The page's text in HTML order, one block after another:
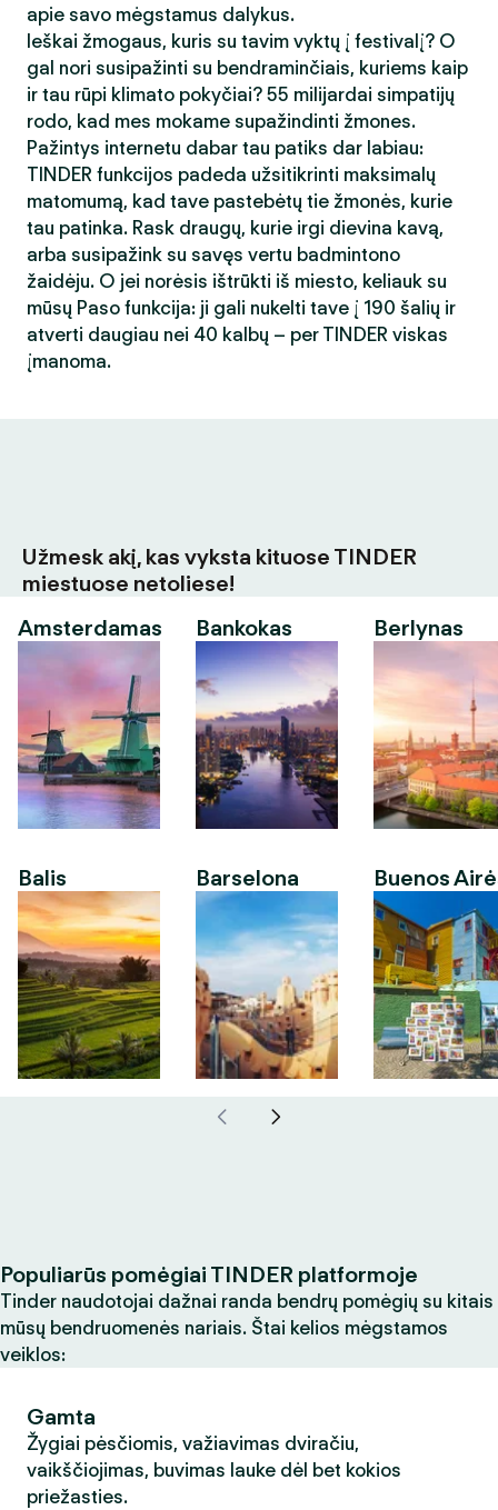
apie savo mėgstamus dalykus.
Ieškai žmogaus, kuris su tavim vyktų į festivalį? O
gal nori susipažinti su bendraminčiais, kuriems kaip
ir tau rūpi klimato pokyčiai? 55 milijardai simpatijų
rodo, kad mes mokame supažindinti žmones.
Pažintys internetu dabar tau patiks dar labiau:
TINDER funkcijos padeda užsitikrinti maksimalų
matomumą, kad tave pastebėtų tie žmonės, kurie
tau patinka. Rask draugų, kurie irgi dievina kavą,
arba susipažink su savęs vertu badmintono
žaidėju. O jei norėsis ištrūkti iš miesto, keliauk su
mūsų Paso funkcija: ji gali nukelti tave į 190 šalių ir
atverti daugiau nei 40 kalbų – per TINDER viskas
įmanoma.
Užmesk akį, kas vyksta kituose TINDER
miestuose netoliese!
Amsterdamas
Balis
Bankokas
Barselona
Berlynas
Buenos
Populiarūs pomėgiai TINDER platformoje
Tinder naudotojai dažnai randa bendrų pomėgių su kitais
mūsų bendruomenės nariais. Štai kelios mėgstamos
veiklos:
Gamta
Žygiai pėsčiomis, važiavimas dviračiu,
vaikščiojimas, buvimas lauke dėl bet kokios
priežasties.